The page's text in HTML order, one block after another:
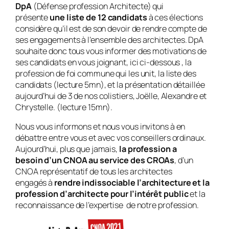
DpA(Défense profession Architecte) qui
présenteune liste de 12 candidatsà ces élections
considère qu’il est de son devoir de rendre compte de
ses engagements à l’ensemble des architectes. DpA
souhaite donc tous vous informer des motivations de
ses candidats en vous joignant, ici ci-dessous , la
profession de foi commune qui les unit, la liste des
candidats (lecture 5mn), et la présentation détaillée
aujourd’hui de 3 de nos colistiers, Joëlle, Alexandre et
Chrystelle. (lecture 15mn).
Nous vous informons et nous vous invitons à en
débattre entre vous et avec vos conseillers ordinaux.
Aujourd’hui, plus que jamais, la profession a
besoin d’un CNOA au service des CROAs, d’un
CNOA représentatif de tous les architectes
engagés à rendre indissociable l’architecture et la
profession d’architecte pour l’intérêt publicet la
reconnaissance de l’expertise de notre profession.